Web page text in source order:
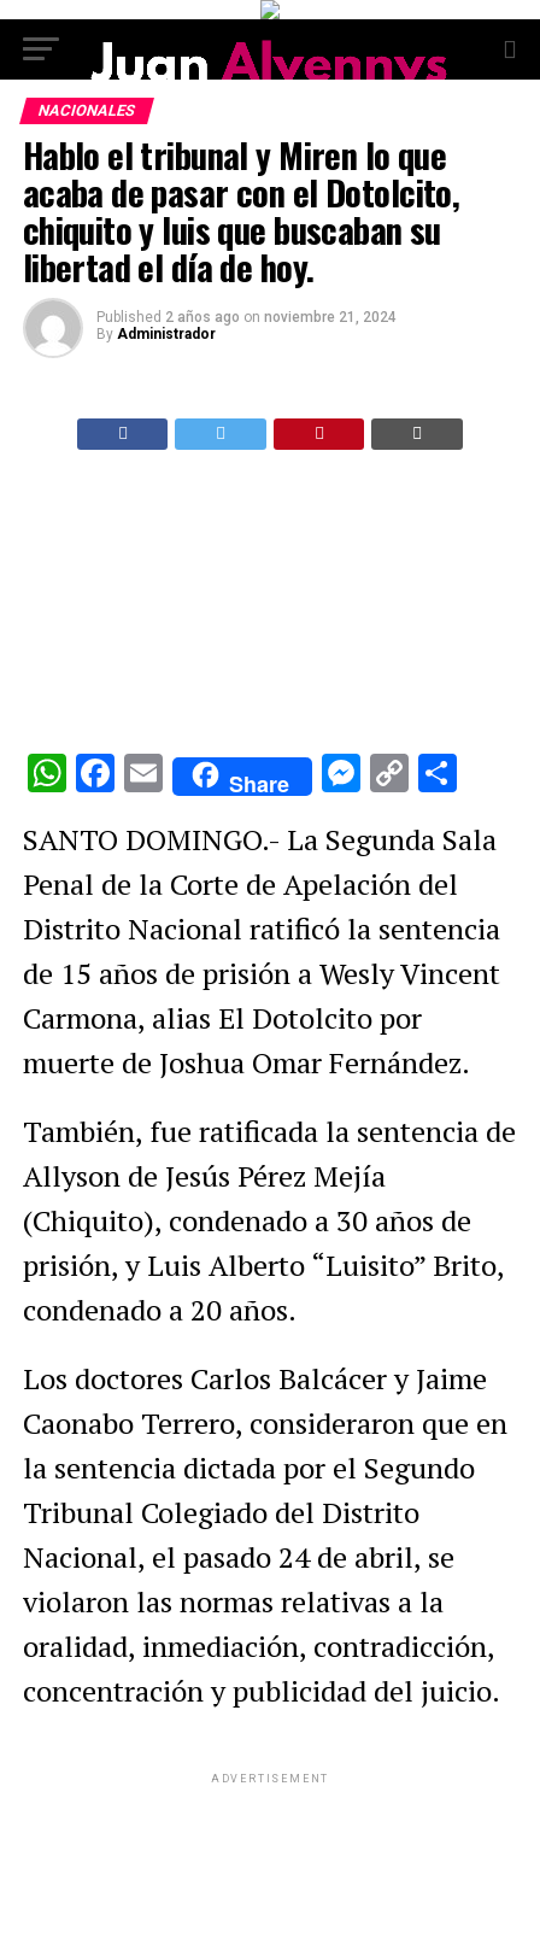
NACIONALES
Hablo el tribunal y Miren lo que
acaba de pasar con el Dotolcito,
chiquito y luis que buscaban su
libertad el día de hoy.
Published 2 años ago on noviembre 21, 2024
By Administrador
WhatsApp
Facebook
EmailShare
Copy
SANTO DOMINGO.- La Segunda Sala
Penal de la Corte de Apelación del
Distrito Nacional ratificó la sentencia
de 15 años de prisión a Wesly Vincent
Carmona, alias El Dotolcito por
muerte de Joshua Omar Fernández.
También, fue ratificada la sentencia de
Allyson de Jesús Pérez Mejía
(Chiquito), condenado a 30 años de
prisión, y Luis Alberto “Luisito” Brito,
condenado a 20 años.
Los doctores Carlos Balcácer y Jaime
Caonabo Terrero, consideraron que en
la sentencia dictada por el Segundo
Tribunal Colegiado del Distrito
Nacional, el pasado 24 de abril, se
violaron las normas relativas a la
oralidad, inmediación, contradicción,
concentración y publicidad del juicio.
ADVERTISEMENT